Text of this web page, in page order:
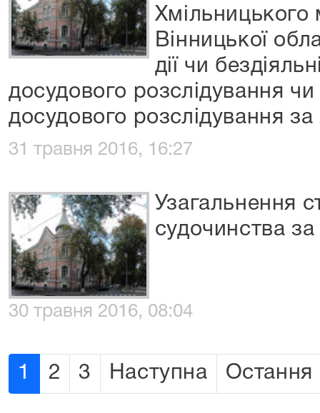
Хмільницького
Вінницької
дії чи
досудового розслідування
досудового розслідування
31 травня 2016, 16:27
Узагальнення
судочинства за
30 травня 2016, 08:04
1 2 3 Наступна Остання